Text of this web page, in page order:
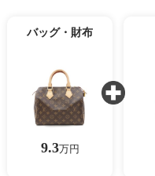
バッグ・財布
9.3万円